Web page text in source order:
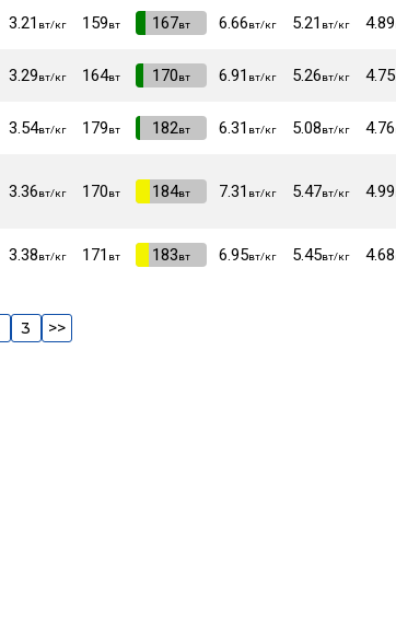
3.21 вт/кг 159вт 167вт 6.66вт/кг 5.21 вт/кг 4.89
3.29вт/кг 164вт 170вт 6.91 вт/кг 5.26вт/кг 4.75
3.54вт/кг 179вт 182вт 6.31 вт/кг 5.08вт/кг 4.76
3.36вт/кг 170вт 184вт 7.31 вт/кг 5.47вт/кг 4.99
3.38вт/кг 171 вт 183вт 6.95вт/кг 5.45вт/кг 4.68
3 >>